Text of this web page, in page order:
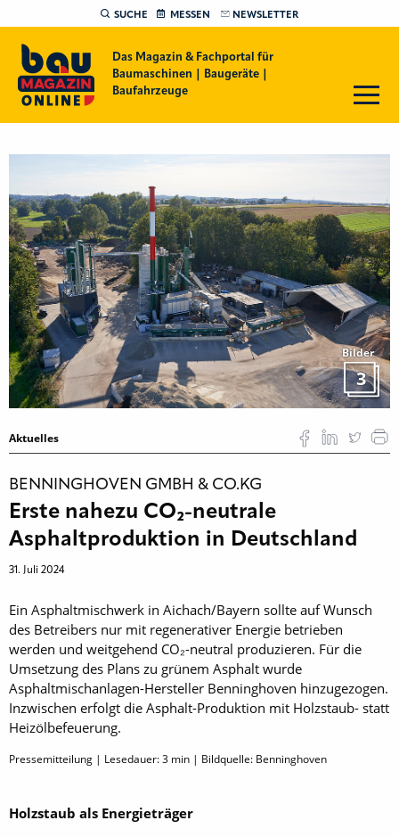
SUCHE MESSEN NEWSLETTER
Das Magazin & Fachportal für
Baumaschinen | Baugeräte |
Baufahrzeuge
Bilder
3
Aktuelles
BENNINGHOVEN GMBH & CO.KG
Erste nahezu CO₂-neutrale
Asphaltproduktion in Deutschland
31. Juli 2024
Ein Asphaltmischwerk in Aichach/Bayern sollte auf Wunsch
des Betreibers nur mit regenerativer Energie betrieben
werden und weitgehend CO₂-neutral produzieren. Für die
Umsetzung des Plans zu grünem Asphalt wurde
Asphaltmischanlagen-Hersteller Benninghoven hinzugezogen.
Inzwischen erfolgt die Asphalt-Produktion mit Holzstaub- statt
Heizölbefeuerung.
Pressemitteilung | Lesedauer:3 min | Bildquelle: Benninghoven
Holzstaub als Energieträger